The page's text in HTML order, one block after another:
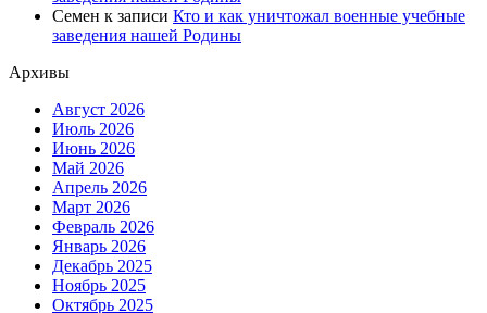
Семен к записи Кто и как уничтожал военные учебные
заведения нашей Родины
Архивы
Август 2026
Июль 2026
Июнь 2026
Май 2026
Апрель 2026
Март 2026
Февраль 2026
Январь 2026
Декабрь 2025
Ноябрь 2025
Октябрь 2025